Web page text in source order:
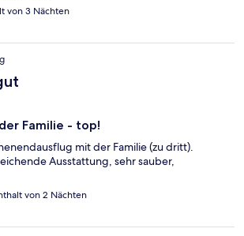
von 3 Nächten
Familie - top!
mit der Familie (zu dritt).
Ausstattung, sehr sauber,
von 2 Nächten